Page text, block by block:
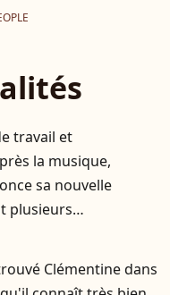
travail et
la musique,
sa nouvelle
plusieurs
Clémentine dans